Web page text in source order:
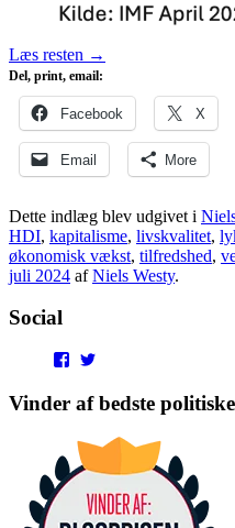
Læs resten →
Del, print, email:
Facebook X
Email More
Dette indlæg blev udgivet i
HDI, kapitalisme, livskvalitet,
økonomisk vækst, tilfredshed,
juli 2024 afNiels Westy.
Social
View
profile
on
profile
on
Vinder af bedste